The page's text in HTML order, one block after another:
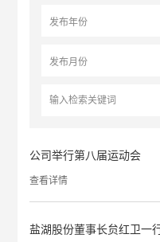
公司举行第八届运动会
查看详情
盐湖股份董事长贠红卫一